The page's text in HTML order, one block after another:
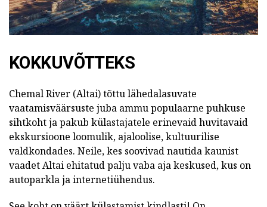
KOKKUVÕTTEKS
Chemal River (Altai) tõttu lähedalasuvate
vaatamisväärsuste juba ammu populaarne puhkuse
sihtkoht ja pakub külastajatele erinevaid huvitavaid
ekskursioone loomulik, ajaloolise, kultuurilise
valdkondades. Neile, kes soovivad nautida kaunist
vaadet Altai ehitatud palju vaba aja keskused, kus on
autoparkla ja internetiühendus.